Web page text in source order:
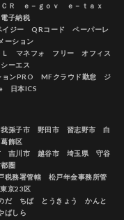
Ｒ ｅ－ｇｏｖ ｅ－ｔａｘ
子納税
ジー QRコード ペーパーレ
ーション
マネフォ フリー オフィス
ーエス
ョンPRO MFクラウド勤怠 ジ
日本ICS
孫子市 野田市 習志野市 白
飾区
吉川市 越谷市 埼玉県 守谷
圏
務署管轄 松戸年金事務所管
京23区
だ ちば とうきょう かんと
しら